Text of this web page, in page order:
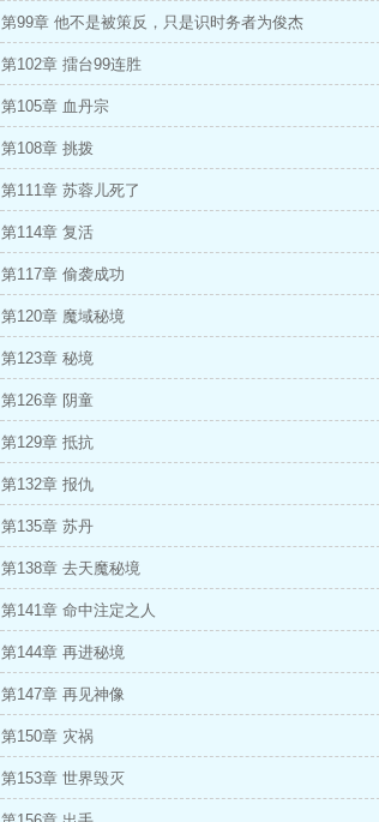
第99章 他不是被策反，只是识时务者为俊杰
第102章 擂台99连胜
第105章 血丹宗
第108章 挑拨
第111章 苏蓉儿死了
第114章 复活
第117章 偷袭成功
第120章 魔域秘境
第123章 秘境
第126章 阴童
第129章 抵抗
第132章 报仇
第135章 苏丹
第138章 去天魔秘境
第141章 命中注定之人
第144章 再进秘境
第147章 再见神像
第150章 灾祸
第153章 世界毁灭